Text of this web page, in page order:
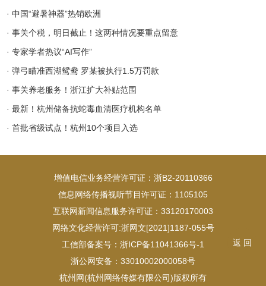
返 回
· 中国“避暑神器”热销欧洲
· 事关个税，明日截止！这两种情况要重点留意
· 专家学者热议“AI写作”
· 弹弓瞄准西湖鸳鸯 罗某被执行1.5万罚款
· 事关养老服务！浙江扩大补贴范围
· 最新！杭州储备抗蛇毒血清医疗机构名单
· 首批省级试点！杭州10个项目入选
增值电信业务经营许可证：浙B2-20110366
信息网络传播视听节目许可证：1105105
互联网新闻信息服务许可证：33120170003
网络文化经营许可:浙网文[2021]1187-055号
工信部备案号：浙ICP备11041366号-1
浙公网安备：33010002000058号
杭州网(杭州网络传媒有限公司)版权所有